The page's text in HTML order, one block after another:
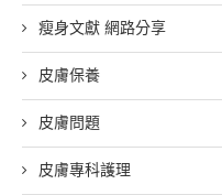
瘦身文獻 網路分享
皮膚保養
皮膚問題
皮膚專科護理